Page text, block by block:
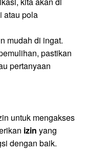
atau pola
mudah di ingat.
pastikan
pertanyaan
untuk mengakses
izin yang
dengan baik.